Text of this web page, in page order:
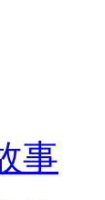
事